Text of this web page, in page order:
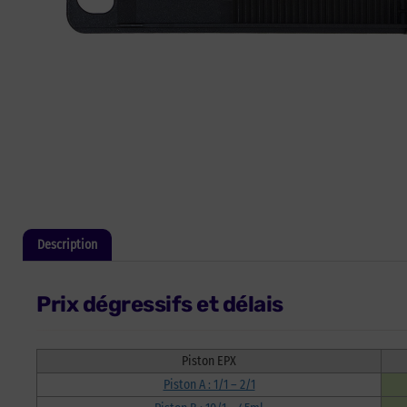
Description
Prix dégressifs et délais
Piston EPX
Piston A : 1/1 – 2/1